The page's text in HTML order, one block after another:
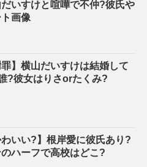
いすけと喧嘩で不仲?彼氏や
画像
罪】横山だいすけは結婚して
?彼女はりさorたくみ?
わいい?】根岸愛に彼氏あり?
ハーフで高校はどこ?